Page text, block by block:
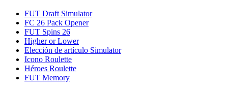
FUT Draft Simulator
FC 26 Pack Opener
FUT Spins 26
Higher or Lower
Elección de artículo Simulator
Icono Roulette
Héroes Roulette
FUT Memory